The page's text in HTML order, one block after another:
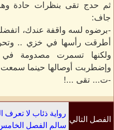
ثم حدج تقى بنظرات حادة
جاف:
-برضوه لسه واقفة عندك،
أطرقت رأسها في خزي ..
ولكنها تسمرت مصدومة في
وإضطربت أوصالها حينما
-ت... تقى ...!
الفصل التالي
رواية ذئاب لا تعرف
سالم الفصل